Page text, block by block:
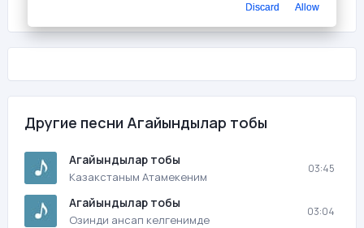
продолжительностью 03:20 в mp3 формате и слушать онлайн.
Другие песни Агайындылар тобы
Агайындылар тобы
Казакстаным Атамекеним
03:45
Агайындылар тобы
Озинди ансап келгенимде
03:04
Discard Allow